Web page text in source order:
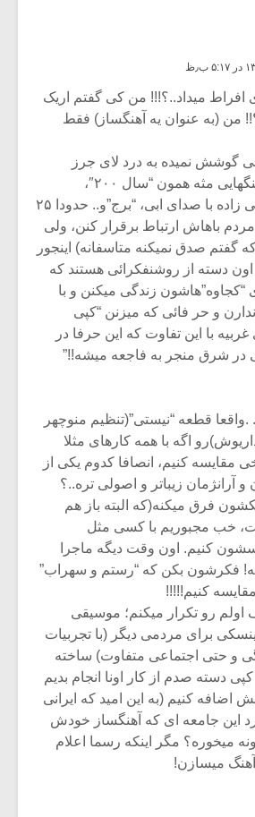
میداد..؟!!! من کی گفتم اریک
من (به عنوان یه آهنگساز) فقط
گوشش نمیده به درد لای جرز
میخوره.(البه بله! اهنگهایی مثه همون “سال ۲۰۰″،
“شکار”حسن شماعی زاده با صدای ابی، “برج”و.. حدودا ۲۵
باهاش ارتباط برقرار کنن، ولی
که گفتم صدق نمیکنه متاسفانه) اینجور
اون دسته از روشنفکرائی هستند که
زندگی میکنن و با
و حر فائی که میزنن “کپی
با این تفاوت که این حرفا در
شرق منجر به فاجعه میشه!!”
.واقعا قطعه “نیستی”(تنظیم منوچهر
اگه با همه کارهای مثلا
مقایسه کنیم، انصافا کدوم یکی از
آرانژمان زیباتر و اصولی تره..؟
فرق میکنه(که البته باز هم
خب مجبوریم با کسی مثل
کنیم. اون وقت دیگه ماجرا
فکرشون بکن که “رستم و سهراب”
کنیم!!!!!
اولم رو تکرار میکنم؛ موسیقی
برای مردمی دیگر (با تجربیات
و حتی اجتماعی متفاوت) ساخته
دسته صدم از کار اونا انجام بدیم
اضافه کنیم (به این امید که ایرانی
این جامعه ای که آهنگساز خودش
میخوره؟ مگر اینکه رسما اعلام
میسازن!